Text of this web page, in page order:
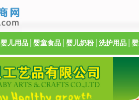
婴儿用品 婴童食品 婴儿奶粉│ 洗护用品